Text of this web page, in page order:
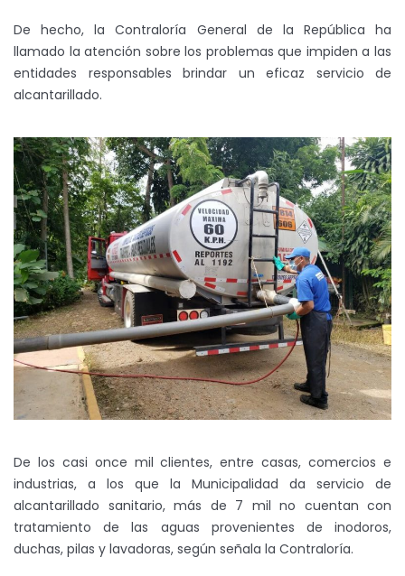
De hecho, la Contraloría General de la República ha
llamado la atención sobre los problemas que impiden a las
entidades responsables brindar un eficaz servicio de
alcantarillado.
De los casi once mil clientes, entre casas, comercios e
industrias, a los que la Municipalidad da servicio de
alcantarillado sanitario, más de 7 mil no cuentan con
tratamiento de las aguas provenientes de inodoros,
duchas, pilas y lavadoras, según señala la Contraloría.